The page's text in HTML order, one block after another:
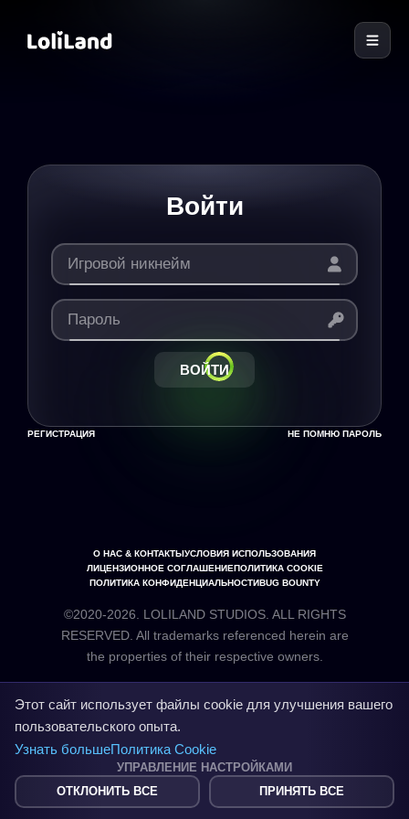
Войти
ВОЙТИ
РЕГИСТРАЦИЯ НЕ ПОМНЮ ПАРОЛЬ
О НАС & КОНТАКТЫУСЛОВИЯ ИСПОЛЬЗОВАНИЯ
ЛИЦЕНЗИОННОЕ СОГЛАШЕНИЕПОЛИТИКА COOKIE
ПОЛИТИКА КОНФИДЕНЦИАЛЬНОСТИBUG BOUNTY
©2020-2026. LOLILAND STUDIOS. ALL RIGHTS
RESERVED. All trademarks referenced herein are
the properties of their respective owners.
Этот сайт использует файлы cookie для улучшения вашего
пользовательского опыта.
Узнать большеПолитика Cookie
УПРАВЛЕНИЕ НАСТРОЙКАМИ
ОТКЛОНИТЬ ВСЕ
ПРИНЯТЬ ВСЕ